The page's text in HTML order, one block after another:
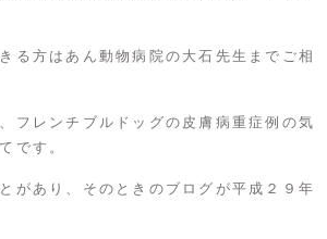
る方はあん動物病院の大石先生までご相
フレンチブルドッグの皮膚病重症例の気
です。
があり、そのときのブログが平成２９年